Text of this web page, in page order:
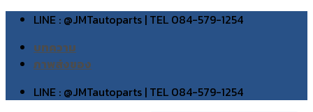
Skip
content
LINE : @JMTautoparts | TEL 084-579-1254
บทความ
ภาพส่งของ
LINE : @JMTautoparts | TEL 084-579-1254